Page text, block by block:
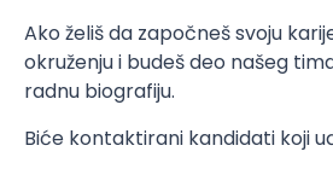
Ako želiš da započneš svoju
okruženju i budeš deo našeg
radnu biografiju.
Biće kontaktirani kandidati koji